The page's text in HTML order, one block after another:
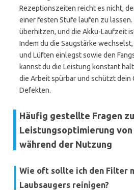
Rezeptionszeiten reicht es nicht,
einer festen Stufe laufen zu lassen.
überhitzen, und die Akku-Laufzeit
Indem du die Saugstärke
und Lüften einlegst sowie den
kannst du die Leistung konstant
die Arbeit spürbar und schützt dein
Defekten.
Häufig gestellte Fragen
Leistungsoptimierung von
während der Nutzung
Wie oft sollte ich den Filter
Laubsaugers reinigen?